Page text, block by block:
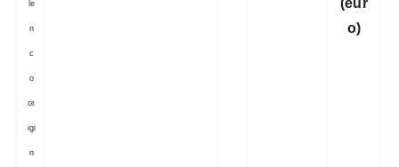
le
n
c
o
or
igi
n
(eur
o)